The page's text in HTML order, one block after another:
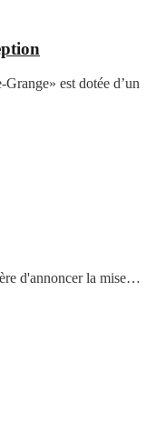
est dotée d’un
d'annoncer la mise…